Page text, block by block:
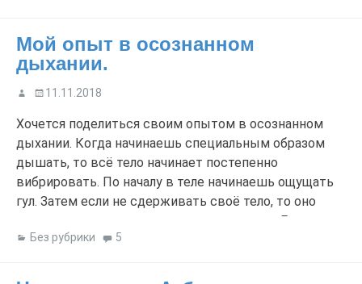
Мой опыт в осознанном
дыхании.
11.11.2018
Хочется поделиться своим опытом в осознанном
дыхании. Когда начинаешь специальным образом
дышать, то всё тело начинает постепенно
вибрировать. По началу в теле начинаешь ощущать
гул. Затем если не сдерживать своё тело, то оно
начинает само двигаться как ему хочется. Главное
его отпустить и не контролировать, а просто
Без рубрики 5